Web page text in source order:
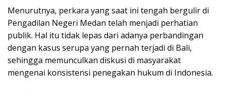
Menurutnya, perkara yang saat ini tengah bergulir di
Pengadilan Negeri Medan telah menjadi perhatian
publik. Hal itu tidak lepas dari adanya perbandingan
dengan kasus serupa yang pernah terjadi di Bali,
sehingga memunculkan diskusi di masyarakat
mengenai konsistensi penegakan hukum di Indonesia.